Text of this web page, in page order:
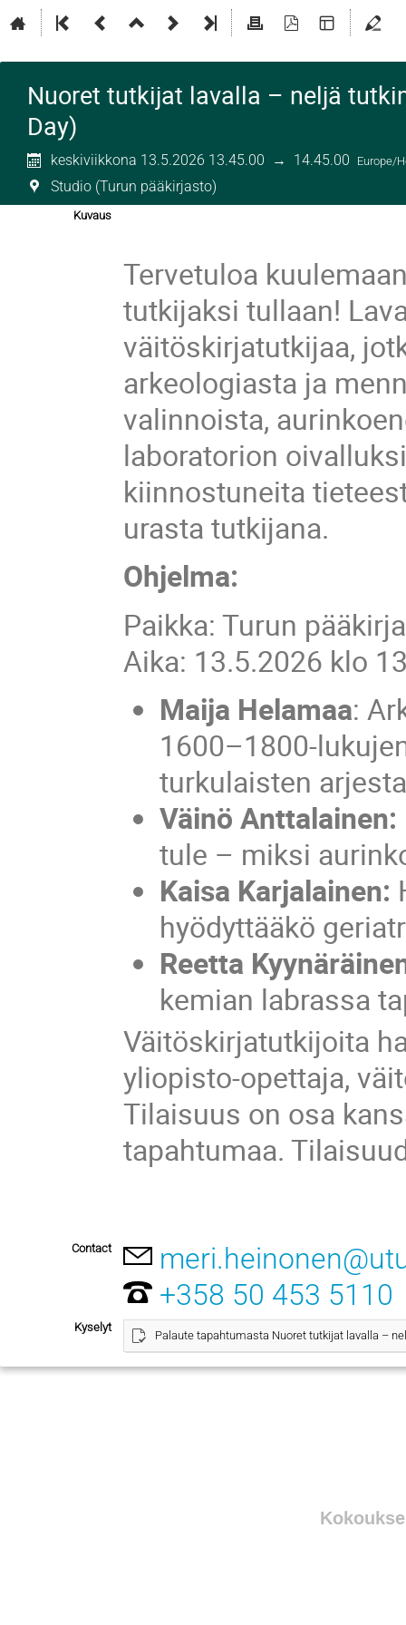
Nuoret tutkijat lavalla – neljä
Day)
keskiviikkona 13.5.2026 13.45.00 → 14.45.00 Europe/
Studio (Turun pääkirjasto)
Kuvaus
Tervetuloa
tutkijaksi tullaan!
väitöskirjatutkijaa,
arkeologiasta ja
valinnoista,
laboratorion
kiinnostuneita
urasta tutkijana.
Ohjelma:
Paikka: Turun
Aika: 13.5.2026 klo
Maija Helamaa:
1600–1800-
turkulaisten arjesta
Väinö Anttalainen:
tule – miksi
Kaisa Karjalainen:
hyödyttääkö
Reetta
kemian labrassa
Väitöskirjatutkijoita
yliopisto-opettaja,
Tilaisuus on osa
tapahtumaa.
Contact
+358 50 453 5110
Kyselyt
Palaute tapahtumasta Nuoret tutkijat lavalla –